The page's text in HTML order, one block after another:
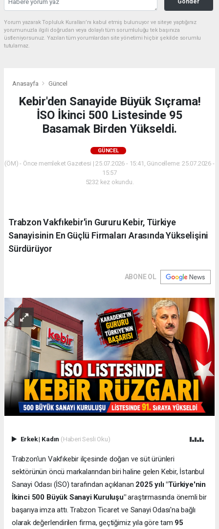
Yorum yazarak Topluluk Kuralları’nı kabul etmiş bulunuyor ve siteye yaptığınız
yorumunuzla ilgili doğrudan veya dolaylı tüm sorumluluğu tek başınıza
üstleniyorsunuz. Yazılan tüm yorumlardan site yönetimi hiçbir şekilde sorumlu
tutulamaz.
Anasayfa Güncel
Kebir'den Sanayide Büyük Sıçrama!
İSO İkinci 500 Listesinde 95
Basamak Birden Yükseldi.
GÜNCEL
(ÖM) - Önce memleket Gazetesi | 25.07.2026 - 15:41, Güncelleme: 25.07.2026 -
15:57
5232 kez okundu.
Trabzon Vakfıkebir'in Gururu Kebir, Türkiye
Sanayisinin En Güçlü Firmaları Arasında Yükselişini
Sürdürüyor
ABONE OL
Erkek| Kadın (Haberi Sesli Oku)
Trabzon'un Vakfıkebir ilçesinde doğan ve süt ürünleri
sektörünün öncü markalarından biri haline gelen Kebir, İstanbul
Sanayi Odası (İSO) tarafından açıklanan 2025 yılı "Türkiye'nin
İkinci 500 Büyük Sanayi Kuruluşu"araştırmasında önemli bir
başarıya imza attı. Trabzon Ticaret ve Sanayi Odası'na bağlı
olarak değerlendirilen firma, geçtiğimiz yıla göre tam 95